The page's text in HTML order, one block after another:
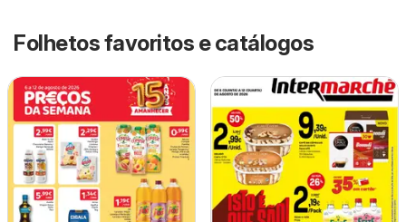
Folhetos favoritos e catálogos